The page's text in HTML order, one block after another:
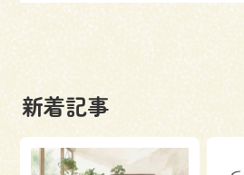
054-365-
来場予約
新着記事